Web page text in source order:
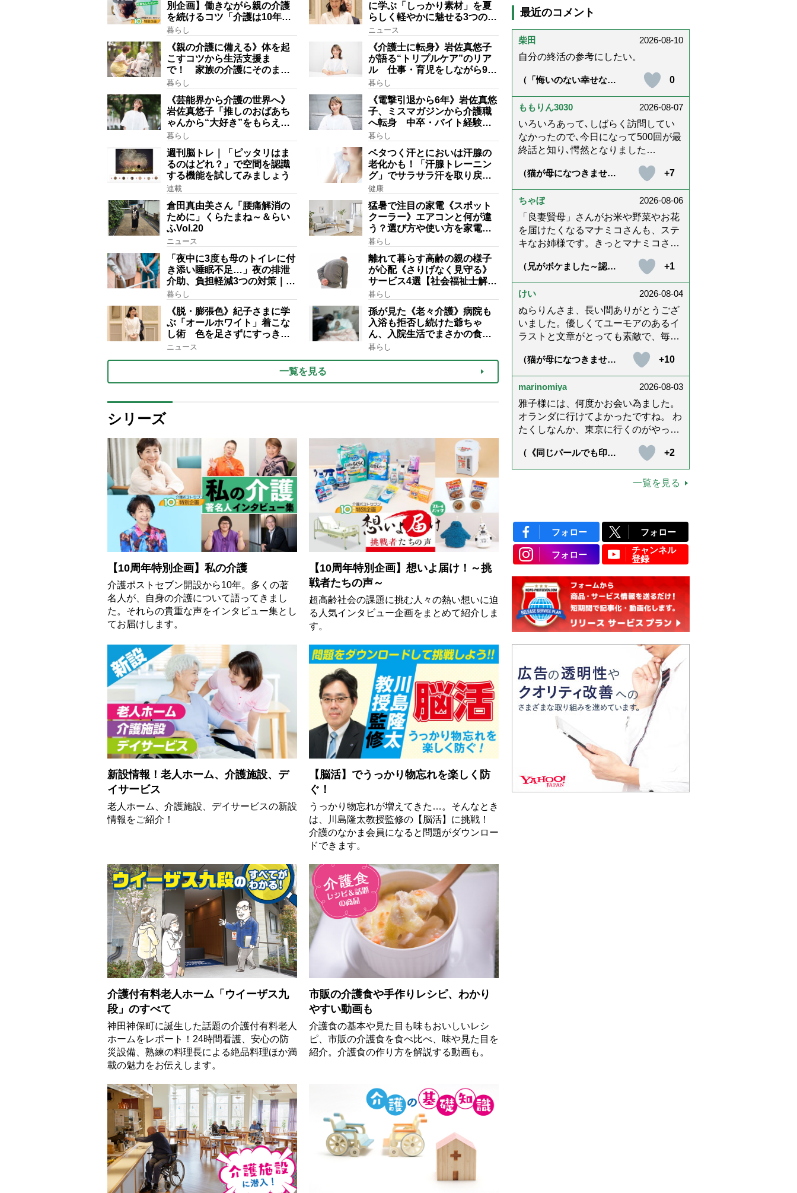
別企画】働きながら親の介護
を続けるコツ「介護は10年以
上続くことも…3つのフェーズ
会福祉士解説】
暮らし
に学ぶ「しっかり素材」を夏
らしく軽やかに魅せる3つの着
こなし法則
ニュース
《親の介護に備える》体を起
こすコツから生活支援ま
で！ 家族の介護にそのまま
活かせる2つの資格
暮らし
《介護士に転身》岩佐真悠子
が語る“トリプルケア”のリア
ル 仕事・育児をしながら96
歳の義祖母と同居して介護
護は“雑”でも気にしない」
暮らし
《芸能界から介護の世界へ》
岩佐真悠子「推しのおばあち
ゃんから“大好き”をもらえ
る」理不尽さも吹き飛ぶ“やり
い」
暮らし
《電撃引退から6年》岩佐真悠
子、ミスマガジンから介護職
へ転身 中卒・バイト経験ゼ
ロの彼女が見つけた“居場
分らしくいられる」
暮らし
週刊脳トレ｜「ピッタリはま
るのはどれ？」で空間を認識
する機能を試してみましょう
連載
ベタつく汗とにおいは汗腺の
老化かも！「汗腺トレーニン
グ」でサラサラ汗を取り戻
し、熱中症に負けない体へ
健康
倉田真由美さん「腰痛解消の
ために」くらたまね～＆らい
ふVol.20
ニュース
猛暑で注目の家電《スポット
クーラー》エアコンと何が違
う？選び方や使い方を家電の
達人が解説
暮らし
「夜中に3度も母のトイレに付
き添い睡眠不足…」夜の排泄
介助、負担軽減3つの対策｜夜
間専門の介護対策やレスパイ
暮らし
離れて暮らす高齢の親の様子
が心配《さりげなく見守る》
サービス4選【社会福祉士解
説】
暮らし
《脱・膨張色》紀子さまに学
ぶ「オールホワイト」着こな
し術 色を足さずにすっきり
見せる3つのテク
ニュース
孫が見た《老々介護》病院も
入浴も拒否し続けた爺ちゃ
ん、入院生活でまさかの食事
も拒否「この先どうなる？」
暮らし
一覧を見る
シリーズ
【10周年特別企画】私の介護
介護ポストセブン開設から10年。多くの著
名人が、自身の介護について語ってきまし
た。それらの貴重な声をインタビュー集とし
てお届けします。
【10周年特別企画】想いよ届け！～挑
戦者たちの声～
超高齢社会の課題に挑む人々の熱い想いに迫
る人気インタビュー企画をまとめて紹介しま
す。
新設情報！老人ホーム、介護施設、デ
イサービス
老人ホーム、介護施設、デイサービスの新設
情報をご紹介！
【脳活】でうっかり物忘れを楽しく防
ぐ！
うっかり物忘れが増えてきた…。そんなとき
は、川島隆太教授監修の【脳活】に挑戦！
介護のなかま会員になると問題がダウンロー
ドできます。
介護付有料老人ホーム「ウイーザス九
段」のすべて
神田神保町に誕生した話題の介護付有料老人
ホームをレポート！24時間看護、安心の防
災設備、熟練の料理長による絶品料理ほか満
載の魅力をお伝えします。
市販の介護食や手作りレシピ、わかり
やすい動画も
介護食の基本や見た目も味もおいしいレシ
ピ、市販の介護食を食べ比べ、味や見た目を
紹介。介護食の作り方を解説する動画も。
最近のコメント
柴田
2026-08-10
自分の終活の参考にしたい。
（「悔いのない幸せな最
おるさんが振り返る母の
在宅介護と看取り｜幸せ
教える大切な5つのこ
と）
0
ももりん3030
2026-08-07
いろいろあって､しばらく訪問してい
なかったので､今日になって500回が最
終話と知り､愕然となりました
ぬらりんさんのホッコリするイラスト
と文章が大好きでした❢❢ 介護では
身内に理解してもらえないもどかしさ
を感じたり､いろいろありましたが､ぬ
らりんさんの文章を読んで心救われた
ことが多々ありました。不定期での近
ゃん・隊長と､健やかにお過ごしくだ
さいね。ご多幸をお祈りしています
☆*゜
（猫が母になつきませ
う」【最終話】）
+7
ちゃぼ
2026-08-06
「良妻賢母」さんがお米や野菜やお花
を届けたくなるマナミコさんも、ステ
キなお姉様です。きっとマナミコさん
たくて、あれこれ詰めて持って来てく
ださってるのだと思います。 お二人と
も良いお友達ですね。
（兄がボケました～認知
回『特別送達』が届きま
した」）
+1
けい
2026-08-04
ぬらりんさま、長い間ありがとうござ
いました。優しくてユーモアのあるイ
ラストと文章がとっても素敵で、毎回
母の介護中で、癒されたり励みになり
ました。これから連載がないのが寂し
くてたまりませんが、いろんなエピソ
ード思い出したりしながら頑張ってい
こうと思います。不定期でもいいの
で、また会えますように。書籍化も希
た。
（猫が母になつきませ
う」【最終話】）
+10
marinomiya
2026-08-03
雅子様には、何度かお会い為ました。
オランダに行けてよかったですね。 わ
たくしなんか、東京に行くのがやっと
は、盆踊りのお姿が好きなんですね。
以上です。
（《同じパールでも印象
学ぶ「大人の夏ネックレ
+2
一覧を見る
フォロー フォロー
フォロー
チャンネル
登録